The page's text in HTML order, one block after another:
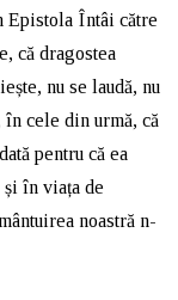
Epistola Întâi către
că dragostea
nu se laudă, nu
în cele din urmă, că
pentru că ea
în viața de
noastră n-